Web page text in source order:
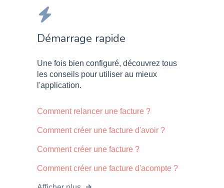
Démarrage rapide
Une fois bien configuré, découvrez tous
les conseils pour utiliser au mieux
l'application.
Comment relancer une facture ?
Comment créer une facture d'avoir ?
Comment créer une facture ?
Comment créer une facture d'acompte ?